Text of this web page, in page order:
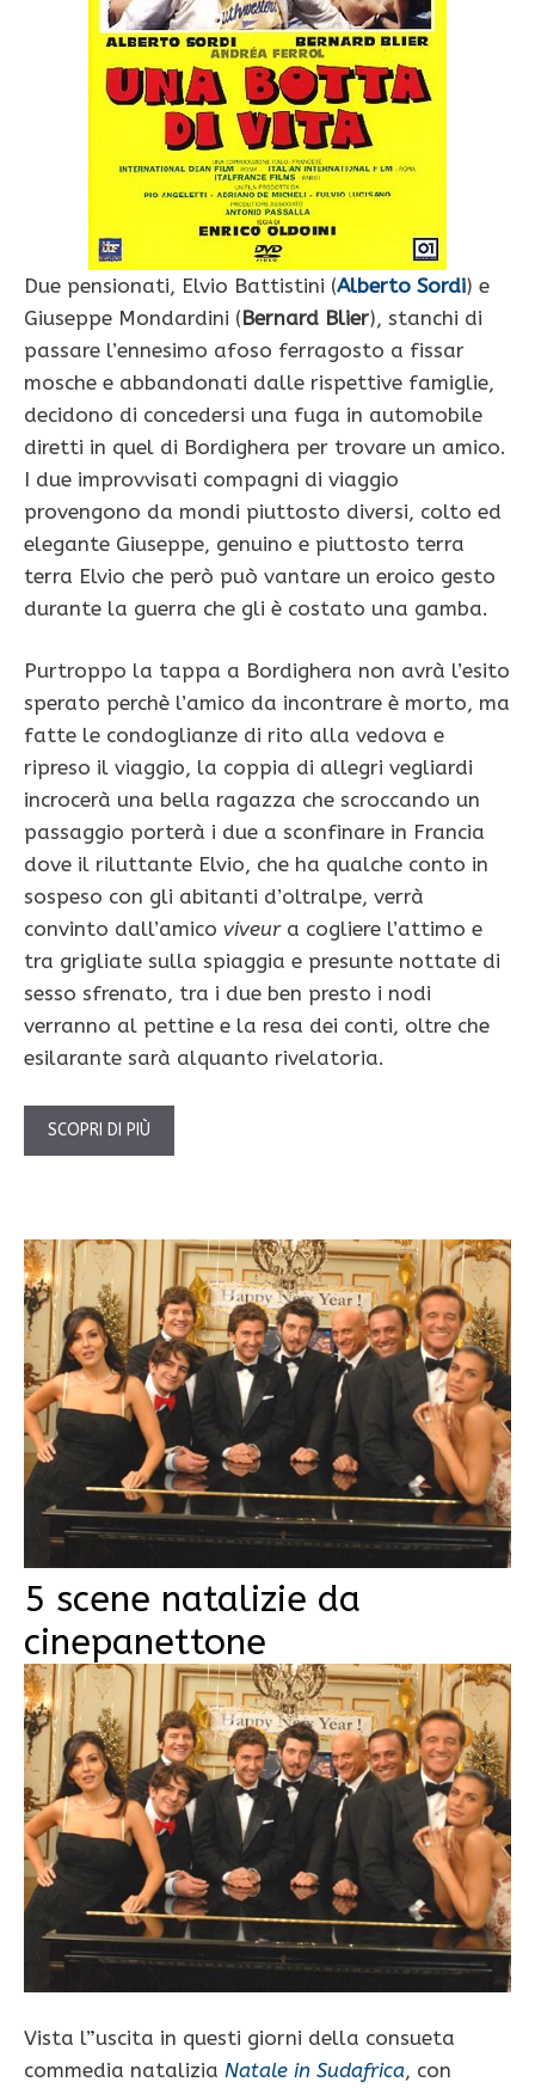
Due pensionati, Elvio Battistini (Alberto Sordi) e
Giuseppe Mondardini (Bernard Blier), stanchi di
passare l’ennesimo afoso ferragosto a fissar
mosche e abbandonati dalle rispettive famiglie,
decidono di concedersi una fuga in automobile
diretti in quel di Bordighera per trovare un amico.
I due improvvisati compagni di viaggio
provengono da mondi piuttosto diversi, colto ed
elegante Giuseppe, genuino e piuttosto terra
terra Elvio che però può vantare un eroico gesto
durante la guerra che gli è costato una gamba.
Purtroppo la tappa a Bordighera non avrà l’esito
sperato perchè l’amico da incontrare è morto, ma
fatte le condoglianze di rito alla vedova e
ripreso il viaggio, la coppia di allegri vegliardi
incrocerà una bella ragazza che scroccando un
passaggio porterà i due a sconfinare in Francia
dove il riluttante Elvio, che ha qualche conto in
sospeso con gli abitanti d’oltralpe, verrà
convinto dall’amico viveura cogliere l’attimo e
tra grigliate sulla spiaggia e presunte nottate di
sesso sfrenato, tra i due ben presto i nodi
verranno al pettine e la resa dei conti, oltre che
esilarante sarà alquanto rivelatoria.
SCOPRI DI PIÙ
5 scene natalizie da
cinepanettone
Vista l”uscita in questi giorni della consueta
commedia natalizia Natale in Sudafrica, con